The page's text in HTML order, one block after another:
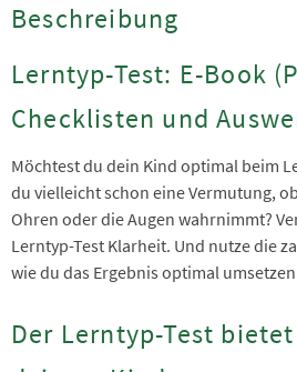
Beschreibung
Lerntyp-Test: E-Book
Checklisten und
Möchtest du dein Kind optimal beim
du vielleicht schon eine Vermutung,
Ohren oder die Augen wahrnimmt?
Lerntyp-Test Klarheit. Und nutze die
wie du das Ergebnis optimal
Der Lerntyp-Test